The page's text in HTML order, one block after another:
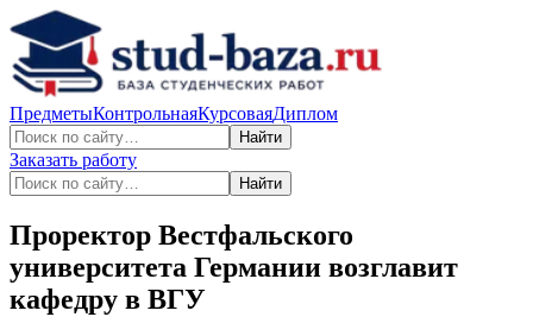
ПредметыКонтрольнаяКурсоваяДиплом
Найти
Заказать работу
Найти
Проректор Вестфальского
университета Германии возглавит
кафедру в ВГУ